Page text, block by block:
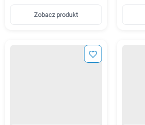
Zobacz produkt